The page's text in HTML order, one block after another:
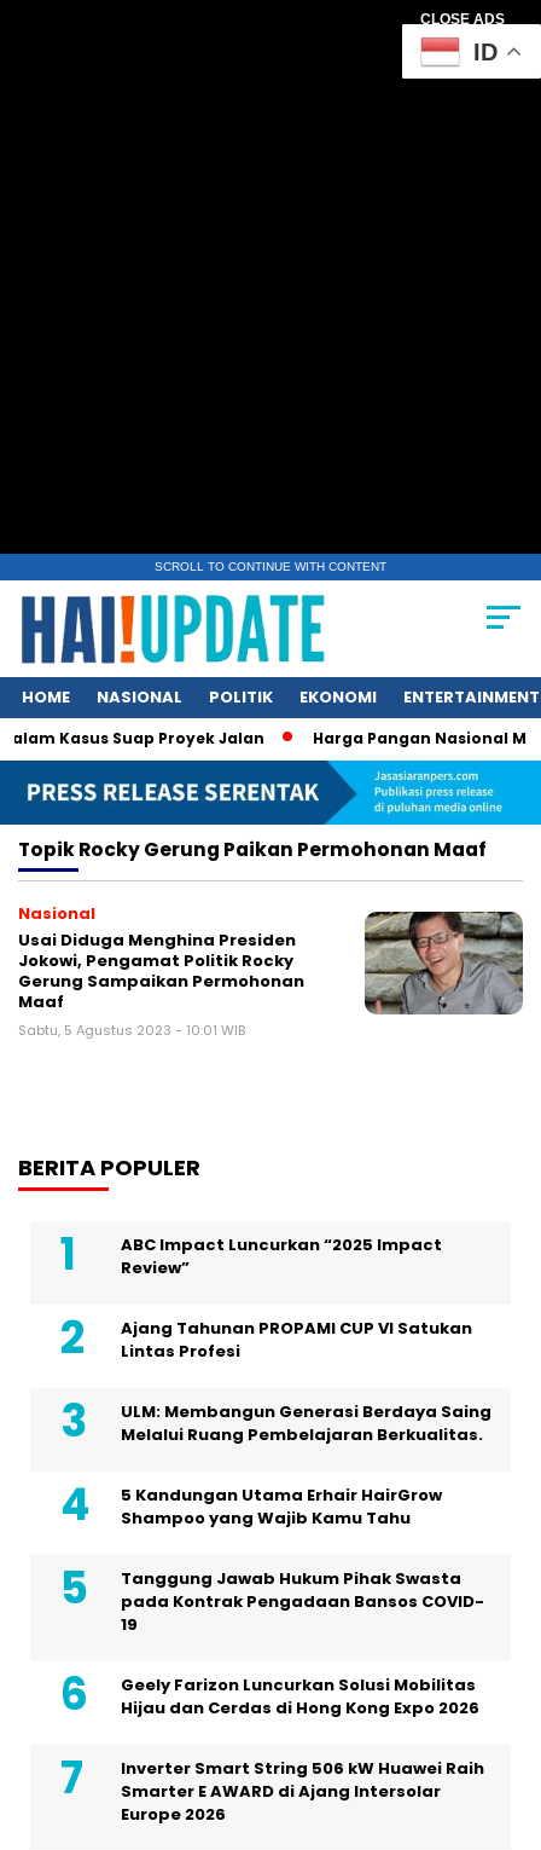
CLOSE ADS
SCROLL TO CONTINUE WITH CONTENT
HOME NASIONAL POLITIK EKONOMI ENTERTAINMENT
Kasus Suap Proyek Jalan Harga Pangan Nasional
TopikRocky Gerung Paikan Permohonan Maaf
Nasional
Usai Diduga Menghina Presiden
Jokowi, Pengamat Politik Rocky
Gerung Sampaikan Permohonan
Maaf
Sabtu, 5 Agustus 2023 - 10:01 WIB
BERITA POPULER
ABC Impact Luncurkan “2025 Impact
Review”
Ajang Tahunan PROPAMI CUP VI Satukan
Lintas Profesi
ULM: Membangun Generasi Berdaya Saing
Melalui Ruang Pembelajaran Berkualitas.
5 Kandungan Utama Erhair HairGrow
Shampoo yang Wajib Kamu Tahu
Tanggung Jawab Hukum Pihak Swasta
pada Kontrak Pengadaan Bansos COVID-
19
Geely Farizon Luncurkan Solusi Mobilitas
Hijau dan Cerdas di Hong Kong Expo 2026
Inverter Smart String 506 kW Huawei Raih
Smarter E AWARD di Ajang Intersolar
Europe 2026
ID